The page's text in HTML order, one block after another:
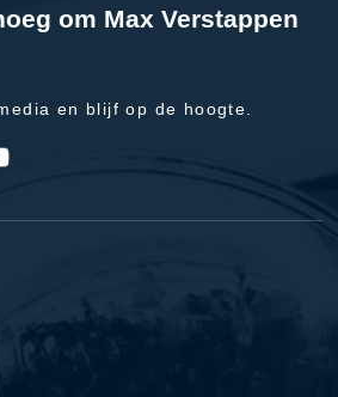
om Max Verstappen
en blijf op de hoogte.